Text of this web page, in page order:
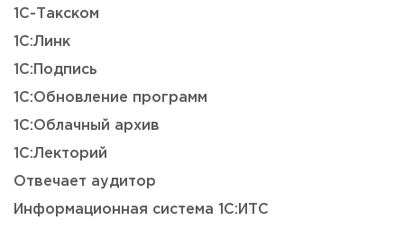
1С-Такском
1С:Линк
1С:Подпись
1С:Обновление программ
1С:Облачный архив
1С:Лекторий
Отвечает аудитор
Информационная система 1С:ИТС